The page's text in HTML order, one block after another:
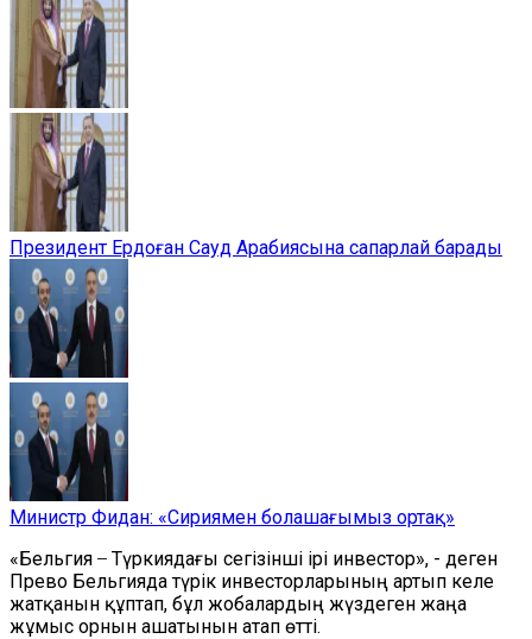
Президент Ердоған Сауд Арабиясына сапарлай барады
Министр Фидан: «Сириямен болашағымыз ортақ»
«Бельгия ̶ Түркиядағы сегізінші ірі инвестор», - деген
Прево Бельгияда түрік инвесторларының артып келе
жатқанын құптап, бұл жобалардың жүздеген жаңа
жұмыс орнын ашатынын атап өтті.